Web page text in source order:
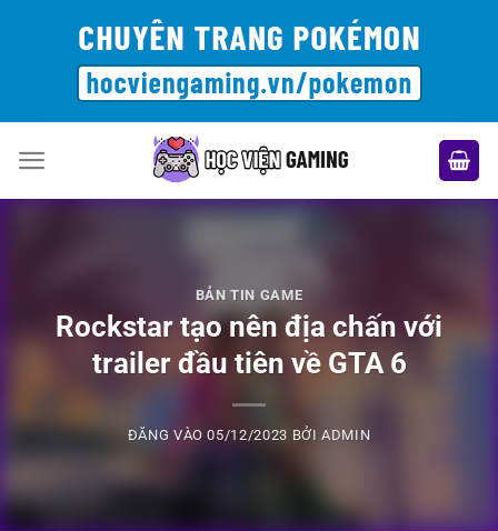
BẢN TIN GAME
Rockstar tạo nên địa chấn với
trailer đầu tiên về GTA 6
ĐĂNG VÀO05/12/2023 BỞIADMIN